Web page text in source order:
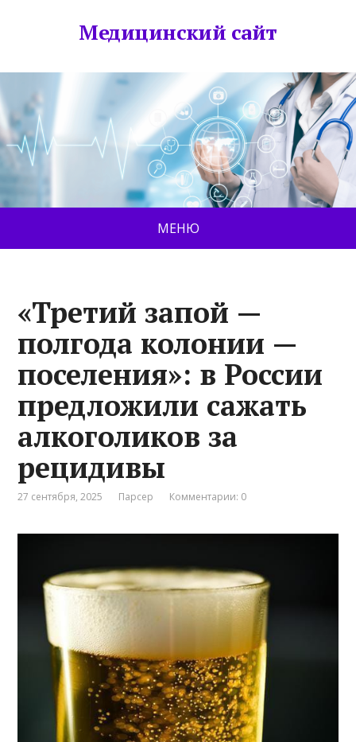
Медицинский сайт
МЕНЮ
«Третий запой —
полгода колонии —
поселения»: в России
предложили сажать
алкоголиков за
рецидивы
27 сентября, 2025 Парсер Комментарии: 0